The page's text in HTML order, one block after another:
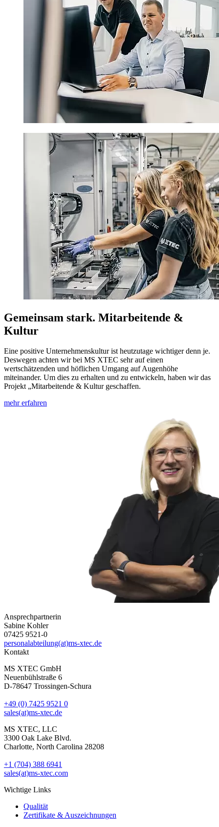
Gemeinsam stark. Mitarbeitende &
Kultur
Eine positive Unternehmenskultur ist heutzutage wichtiger denn je.
Deswegen achten wir bei MS XTEC sehr auf einen
wertschätzenden und höflichen Umgang auf Augenhöhe
miteinander. Um dies zu erhalten und zu entwickeln, haben wir das
Projekt „Mitarbeitende & Kultur geschaffen.
mehr erfahren
Ansprechpartnerin
Sabine Kohler
07425 9521-0
personalabteilung(at)ms-xtec.de
Kontakt
MS XTEC GmbH
Neuenbühlstraße 6
D-78647 Trossingen-Schura
+49 (0) 7425 9521 0
sales(at)ms-xtec.de
MS XTEC, LLC
3300 Oak Lake Blvd.
Charlotte, North Carolina 28208
+1 (704) 388 6941
sales(at)ms-xtec.com
Wichtige Links
Qualität
Zertifikate & Auszeichnungen